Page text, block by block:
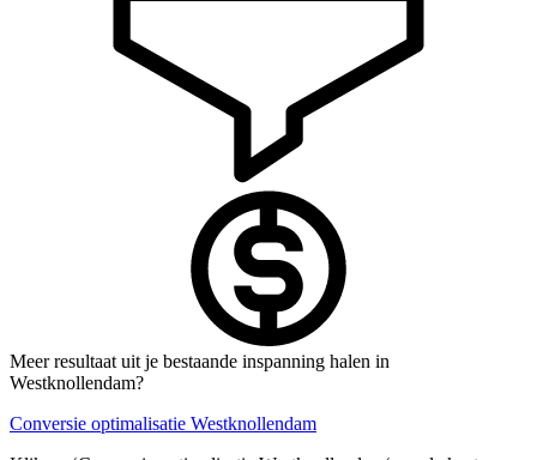
Meer resultaat uit je bestaande inspanning halen in
Westknollendam?
Conversie optimalisatie Westknollendam